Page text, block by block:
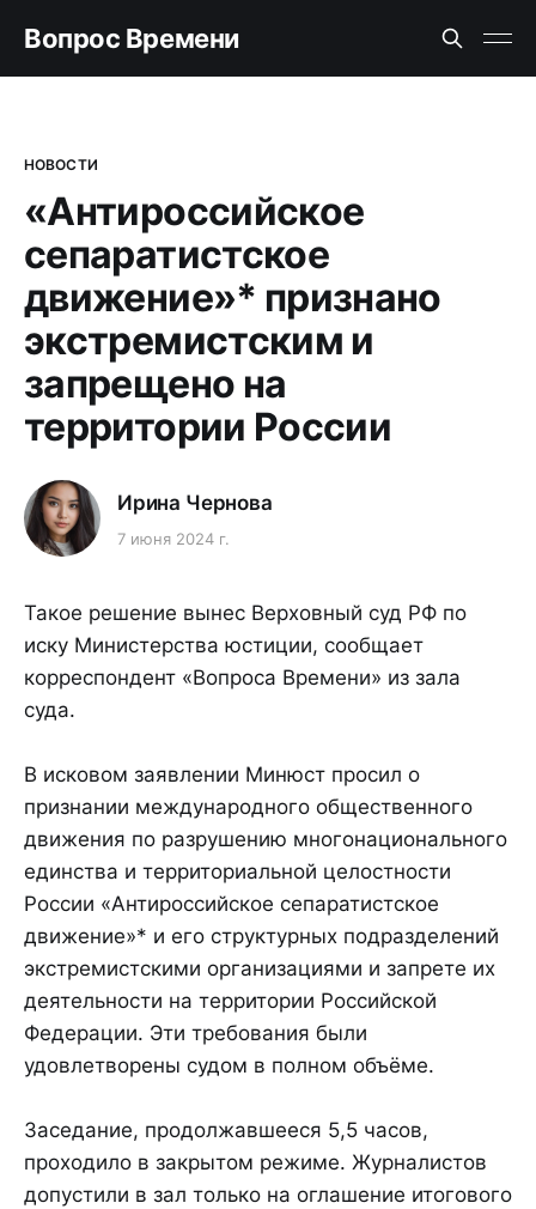
Вопрос Времени
НОВОСТИ
«Антироссийское
сепаратистское
движение»* признано
экстремистским и
запрещено на
территории России
Ирина Чернова
7 июня 2024 г.
Такое решение вынес Верховный суд РФ по
иску Министерства юстиции, сообщает
корреспондент «Вопроса Времени» из зала
суда.
В исковом заявлении Минюст просил о
признании международного общественного
движения по разрушению многонационального
единства и территориальной целостности
России «Антироссийское сепаратистское
движение»* и его структурных подразделений
экстремистскими организациями и запрете их
деятельности на территории Российской
Федерации. Эти требования были
удовлетворены судом в полном объёме.
Заседание, продолжавшееся 5,5 часов,
проходило в закрытом режиме. Журналистов
допустили в зал только на оглашение итогового